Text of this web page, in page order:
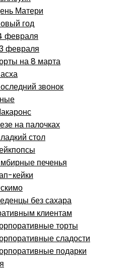
Матери
год
февраля
февраля
на 8 марта
звонок
на палочках
стол
печенья
кейки
без сахара
клиентам
торты
сладости
подарки